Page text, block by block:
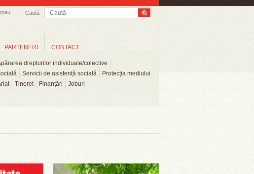
Caută
drepturilor individuale/colective
Servicii de asistență socială
Protecția mediului
Tineret Finanțări Joburi
PARTENERI CONTACT